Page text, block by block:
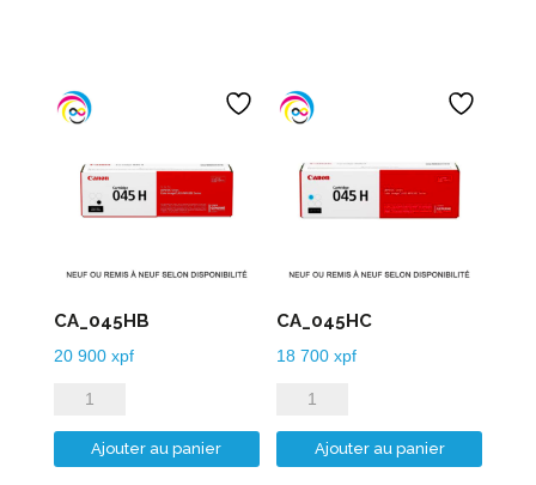
CA_045HB
20 900 xpf
quantité
de
CA_045HB
Ajouter au panier
CA_045HC
18 700xpf
quantité
de
CA_045HC
Ajouter au panier